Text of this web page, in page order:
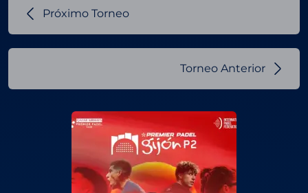
Próximo Torneo
Torneo Anterior